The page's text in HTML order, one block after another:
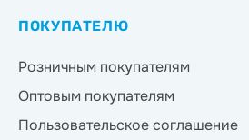
ПОКУПАТЕЛЮ
Розничным покупателям
Оптовым покупателям
Пользовательское соглашение